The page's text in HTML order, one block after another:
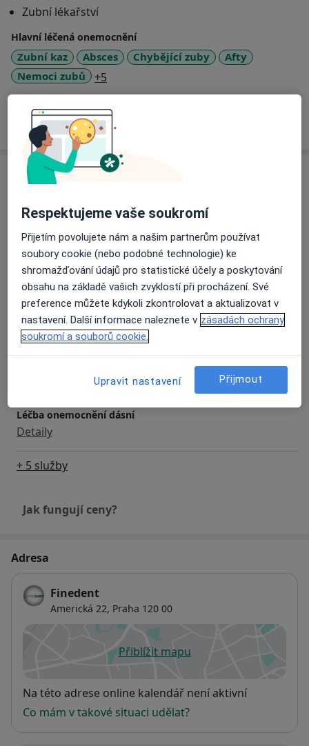
V případě zájmu o dentální hygienu a bělení zubů na
naší klinice je možné se objednat zde:
https://www.znamylekar.cz/alena-pribylova/dentalni-
hygienistka-hygienista/praha
Zubní lékařství
Hlavní léčená onemocnění
Zubní kaz Absces Chybějící zuby
Afty
Nemoci zubů
+5
Služby a ceník služeb
Detaily
Estetická stomatologie
Detaily
Extrakce zubu
Detaily
Léčba onemocnění dásní
Detaily
+ 5 služby
Jak fungují ceny?
Adresa
Finedent
Americká 22, Praha 120 00
Přiblížit mapuse otevře v nové záložce
Dostupnost
Na této adrese online kalendář není aktivní
Co mám v takové situaci udělat?
Respektujeme vaše soukromí
Přijetím povolujete nám a našim partnerům používat
soubory cookie (nebo podobné technologie) ke
shromažďování údajů pro statistické účely a poskytování
obsahu na základě vašich zvyklostí při procházení. Své
preference můžete kdykoli zkontrolovat a aktualizovat v
nastavení. Další informace naleznete v zásadách ochrany
soukromí a souborů cookie.
Upravit nastavení Přijmout